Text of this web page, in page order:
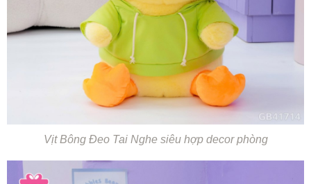
Vịt Bông Đeo Tai Nghe siêu hợp decor phòng